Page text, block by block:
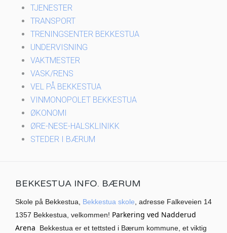
TJENESTER
TRANSPORT
TRENINGSENTER BEKKESTUA
UNDERVISNING
VAKTMESTER
VASK/RENS
VEL PÅ BEKKESTUA
VINMONOPOLET BEKKESTUA
ØKONOMI
ØRE-NESE-HALSKLINIKK
STEDER I BÆRUM
BEKKESTUA INFO. BÆRUM
Skole på Bekkestua, Bekkestua skole , adresse Falkeveien 14
1357 Bekkestua, velkommen! Parkering ved Nadderud
Arena
Bekkestua er et tettsted i Bærum kommune, et viktig